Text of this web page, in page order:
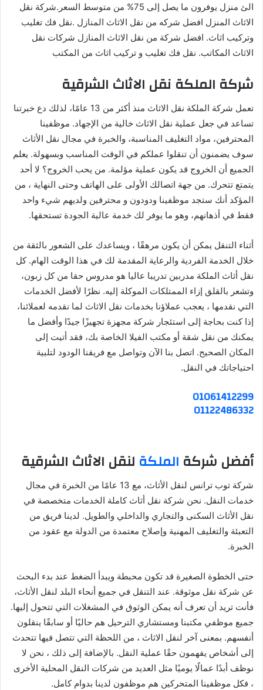
الئ منزل يوفرون ما يصل إلى 75% من متوسط ​​السعر.شركة نقل
الاثاث المنزل افضل شركه من نقل الاثاث المنازل .نقل فك تغليب
وتركيب اثاث. افضل شركة من نقل الاثاث المنازل شركات نقل
الاثاث المكاتب. نقل فك تغليب و تركيب اثاث من المكتب
شركة الملكة نقل الاثاث الشرقية
تعمل شركة الملكة نقل الاثاث منذ أكثر من 13 عامًا، لذلك دع خبرتنا
تساعد في جعل عملية نقل الاثاث خالية من الإجهاد. موظفينا
المحترفين، مواد التغليف المناسبة، والخبرة في مجال نقل الأثاث
سوف يضمنون أن تنقلوا عملكم في الوقت المناسب وبسهولة. يعلم
الجميع أن الخروج قد يكون عملية مؤلمة. من يحب الخروج؟ لا أحد
يتمتع تتحرك. من جهة اتصالك الأولى على الهاتف وحتى النهاية ، من
المؤكد أنك ستجد موظفينا ودودون و محترفين ولديهم شيء واحد
فقط في أذهانهم، وهو ما يوفر لك خدمة عالية الجودة تستحقها.
أثناء التنقل يمكن أن يكون مرهقًا ، ويساعدك على الشعور بالثقة من
خلال الخدمة الفردية والرعاية المقدمة لك في هذا الوقت الهام. كل
نقل أثاث الملكة مدربين تدريبا عاليا هو مدروس حقا من كل زبون،
وتشعر بالقلق إزاء الممتلكات الموكلة إليه. نظرًا لأفضل الخدمات
التي نقدمها ، يعجب عملاؤنا بخدمات نقل الاثاث لما نقدمه لعملائنا،
إذا كنت بحاجة إلى استئجار شركة مجهزة تجهيزًا جيدًا وأفضل ما
يمكنك من نقل شقة أو مكتب الفيلا الخاصة بك، فقد أتيت إلى
المكان الصحيح. اتصل بنا الآن وتواصل مع فريقنا الودود لتلبية
احتياجاتك في النقل.
01061412299
01122486332
أفضل شركة الملكة لنقل الاثاث الشرقية
شركة توب ترانس لنقل الأثاث، مع 13 عامًا من الخبرة في مجال
خدمات النقل. نحن شركة نقل أثاث كاملة الخدمات متخصصة في
نقل الأثاث السكنى والتجاري والداخلي والطويل. لدينا فريق من
التعبئة والتغليف المهنية وإصلاح معتمدة من الدولة مع عقود من
الخبرة.
حتى الخطوة الصغيرة قد تكون محبطة ويبدأ الضغط عند بدء البحث
عن شركة نقل موثوقة. عند التنقل في جميع أنحاء البلد لنقل الأثاث،
فأنت تريد أن تعرف أنه يمكن الوثوق في المشغلات التي تتحول إليها.
جميع موظفي مكتبنا ومستشاري الترحيل هم حاليًا أو سابقًا ينقلون
أنفسهم. بمعنى آخر لنقل الاثاث ، من اللحظة التي تتصل فيها تتحدث
إلى أشخاص يفهمون حقًا عملية النقل. بالإضافة إلى ذلك ، نحن لا
نوظف أبدًا عمالًا يوميًا مثل العديد من شركات النقل المحلية الأخرى
، فكل موظفينا المتحركين هم موظفون لدينا بدوام كامل.